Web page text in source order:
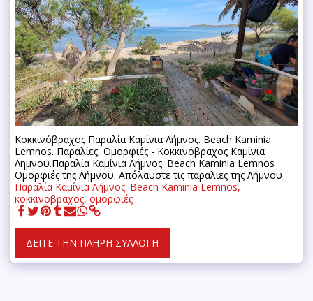
Κοκκινόβραχος Παραλία Καμίνια Λήμνος. Beach Kaminia
Lemnos. Παραλίες, Ομορφιές - Κοκκινόβραχος Καμίνια
Λημνου.Παραλία Καμίνια Λήμνος. Beach Kaminia Lemnos
Ομορφιές της Λήμνου. Απόλαυστε τις παραλιες της Λήμνου
Παραλία Καμίνια Λήμνος. Beach Kaminia Lemnos,
κοκκινοβραχος, ομορφιές
ΔΕΊΤΕ ΤΗΝ ΠΛΉΡΗ ΣΥΛΛΟΓΉ